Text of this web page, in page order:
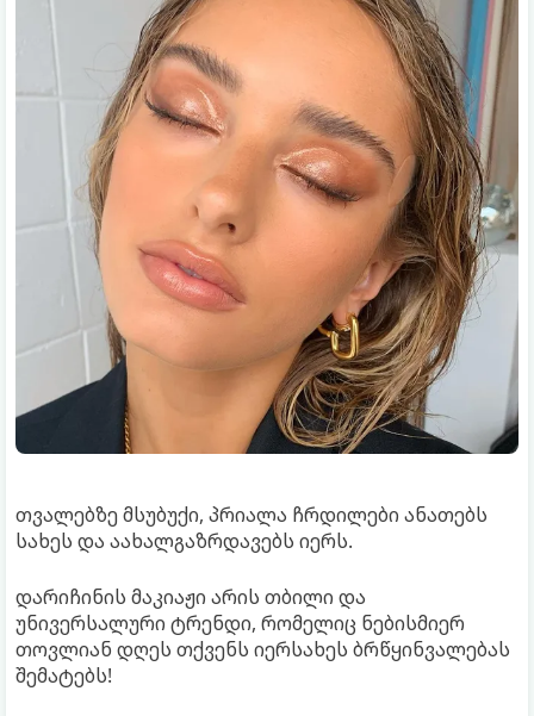
თვალებზე მსუბუქი, პრიალა ჩრდილები ანათებს
სახეს და აახალგაზრდავებს იერს.
დარიჩინის მაკიაჟი არის თბილი და
უნივერსალური ტრენდი, რომელიც ნებისმიერ
თოვლიან დღეს თქვენს იერსახეს ბრწყინვალებას
შემატებს!